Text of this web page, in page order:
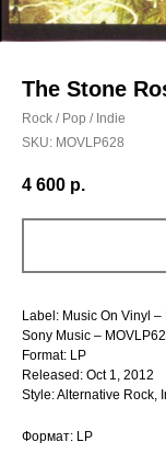
The Stone
Rock / Pop / Indie
SKU: MOVLP628
4 600 р.
Label: Music On Vinyl
Sony Music –
Format: LP
Released: Oct 1, 2012
Style: Alternative Rock,
Формат: LP